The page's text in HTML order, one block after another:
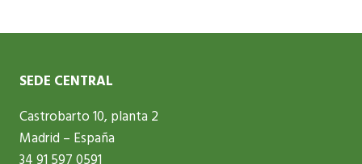
SEDE CENTRAL
Castrobarto 10, planta 2
Madrid – España